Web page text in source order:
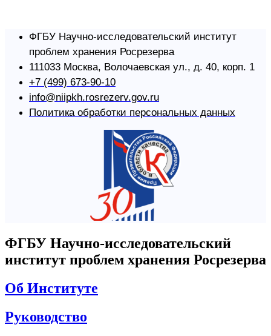
ФГБУ Научно-исследовательский институт
проблем хранения Росрезерва​
111033 Москва, Волочаевская ул., д. 40, корп. 1
+7 (499) 673-90-10
info@niipkh.rosrezerv.gov.ru
Политика обработки персональных данных
ФГБУ Научно-исследовательский
институт проблем хранения Росрезерва
Об Институте
Руководство